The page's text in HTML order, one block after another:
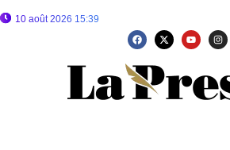
10 août 2026 15:39